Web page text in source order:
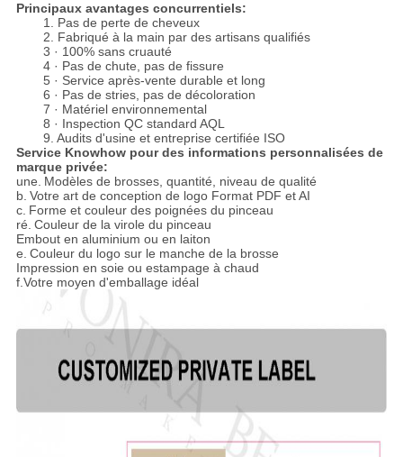
Principaux avantages concurrentiels:
1. Pas de perte de cheveux
2. Fabriqué à la main par des artisans qualifiés
3 · 100% sans cruauté
4 · Pas de chute, pas de fissure
5 · Service après-vente durable et long
6 · Pas de stries, pas de décoloration
7 · Matériel environnemental
8 · Inspection QC standard AQL
9. Audits d'usine et entreprise certifiée ISO
Service Knowhow pour des informations personnalisées de
marque privée:
une. Modèles de brosses, quantité, niveau de qualité
b. Votre art de conception de logo Format PDF et AI
c. Forme et couleur des poignées du pinceau
ré. Couleur de la virole du pinceau
Embout en aluminium ou en laiton
e. Couleur du logo sur le manche de la brosse
Impression en soie ou estampage à chaud
f.Votre moyen d'emballage idéal